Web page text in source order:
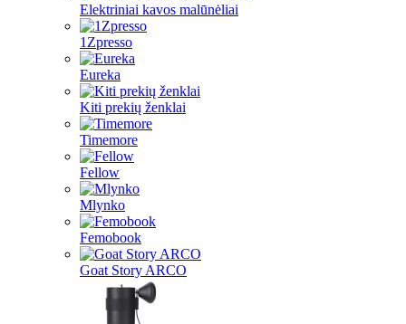
Elektriniai kavos malūnėliai
1Zpresso
Eureka
Kiti prekių ženklai
Timemore
Fellow
Mlynko
Femobook
Goat Story ARCO